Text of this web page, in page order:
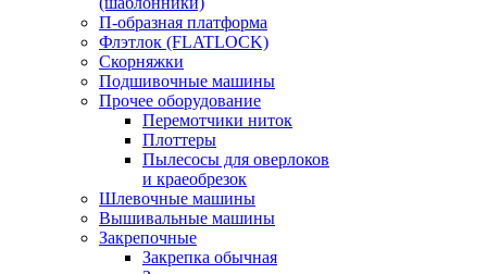
П-образная платформа
Флэтлок (FLATLOCK)
Скорняжки
Подшивочные машины
Прочее оборудование
Перемотчики ниток
Плоттеры
Пылесосы для оверлоков
и краеобрезок
Шлевочные машины
Вышивальные машины
Закрепочные
Закрепка обычная